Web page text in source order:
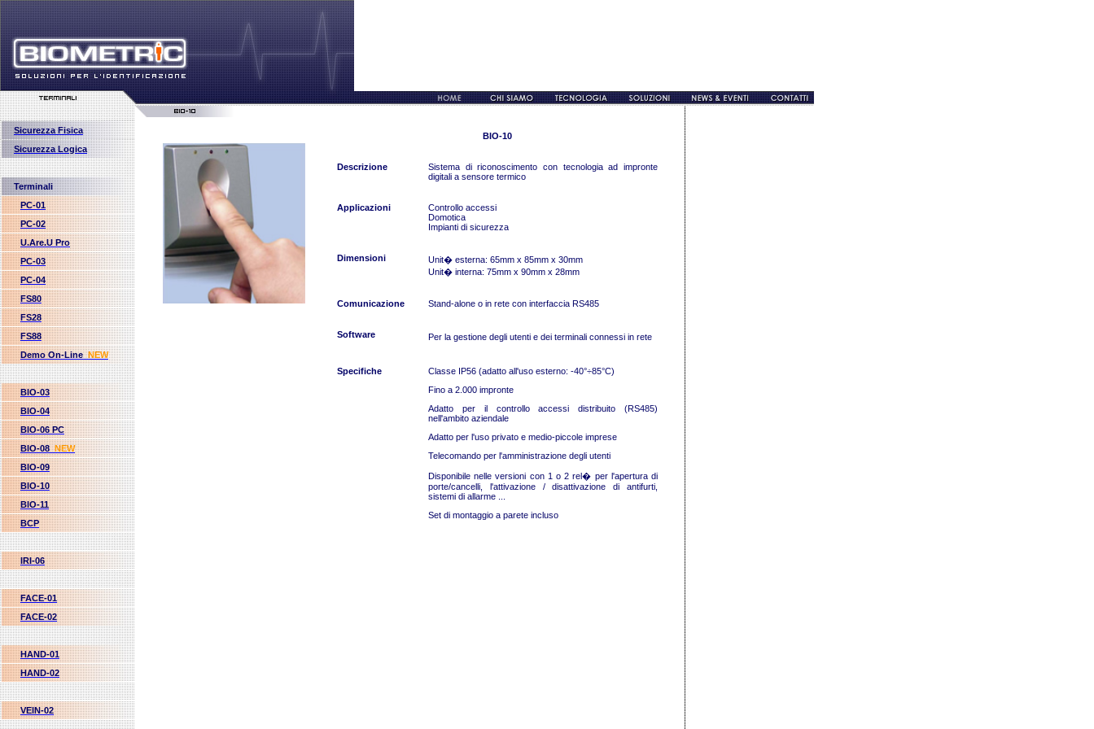
Sicurezza Fisica
Sicurezza Logica
Terminali
PC-01
PC-02
U.Are.U Pro
PC-03
PC-04
FS80
FS28
FS88
Demo On-LineNEW
BIO-03
BIO-04
BIO-06 PC
BIO-08NEW
BIO-09
BIO-10
BIO-11
BCP
IRI-06
FACE-01
FACE-02
HAND-01
HAND-02
VEIN-02
BIO-10
Descrizione
Sistema di riconoscimento con tecnologia ad impronte
digitali a sensore termico
Applicazioni
Controllo accessi
Domotica
Impianti di sicurezza
Dimensioni
Unit� esterna: 65mm x 85mm x 30mm
Unit� interna: 75mm x 90mm x 28mm
Comunicazione Stand-alone o in rete con interfaccia RS485
Software Per la gestione degli utenti e dei terminali connessi in rete
Specifiche
Classe IP56 (adatto all'uso esterno: -40°÷85°C)
Fino a 2.000 impronte
Adatto per il controllo accessi distribuito (RS485)
nell'ambito aziendale
Adatto per l'uso privato e medio-piccole imprese
Telecomando per l'amministrazione degli utenti
Disponibile nelle versioni con 1 o 2 rel� per l'apertura di
porte/cancelli, l'attivazione / disattivazione di antifurti,
sistemi di allarme ...
Set di montaggio a parete incluso